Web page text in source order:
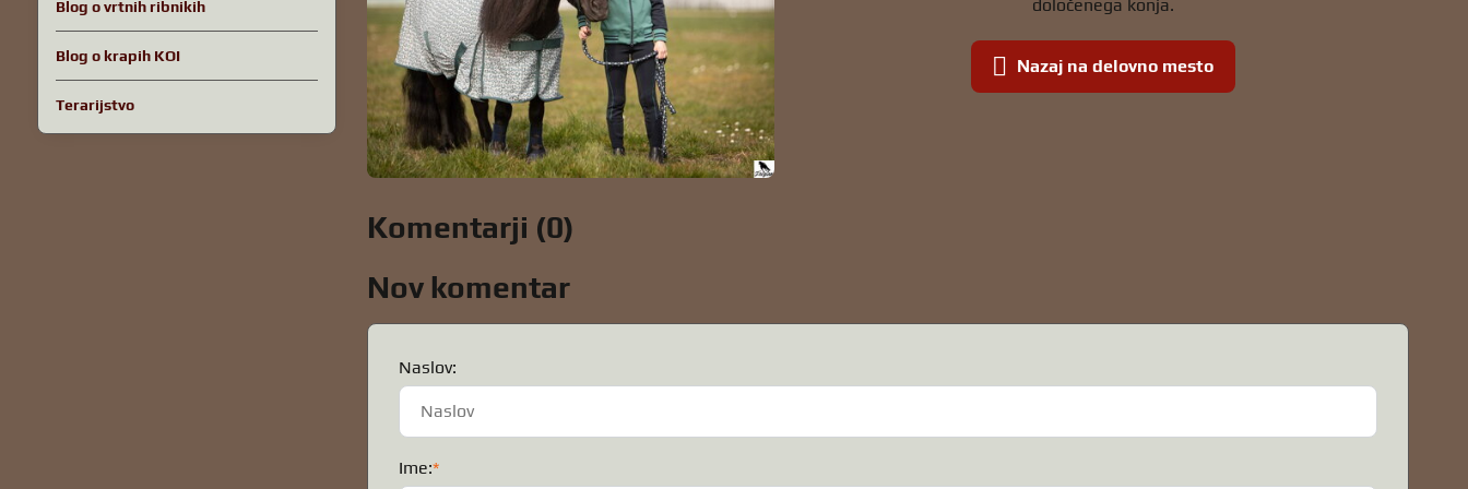
določenega konja.
Nazaj na delovno mesto
Komentarji (0)
Nov komentar
Naslov:
Ime:*
Blog o vrtnih ribnikih
Blog o krapih KOI
Terarijstvo